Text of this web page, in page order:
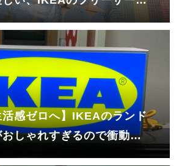
う！
感ゼロへ】IKEAのランド
しゃれすぎるので衝動買
599円】